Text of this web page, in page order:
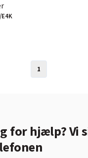
1
for hjælp? Vi